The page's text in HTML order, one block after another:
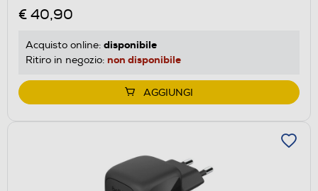
€ 40,90
Acquisto online: disponibile
Ritiro in negozio: non disponibile
AGGIUNGI